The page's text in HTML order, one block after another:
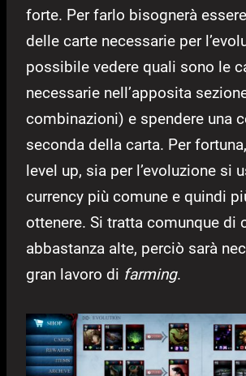
forte. Per farlo bisognerà
delle carte necessarie per
possibile vedere quali sono le
necessarie nell’apposita
combinazioni) e spendere una
seconda della carta. Per
level up, sia per l’evoluzione si
currency più comune e quindi
ottenere. Si tratta comunque di
abbastanza alte, perciò sarà
gran lavoro di farming.